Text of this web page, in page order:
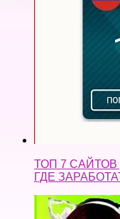
ТОП 7
ГДЕ